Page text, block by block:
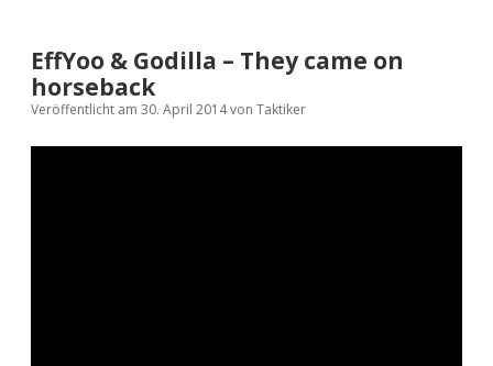
EffYoo & Godilla – They came on
horseback
Veröffentlicht am 30. April 2014von Taktiker